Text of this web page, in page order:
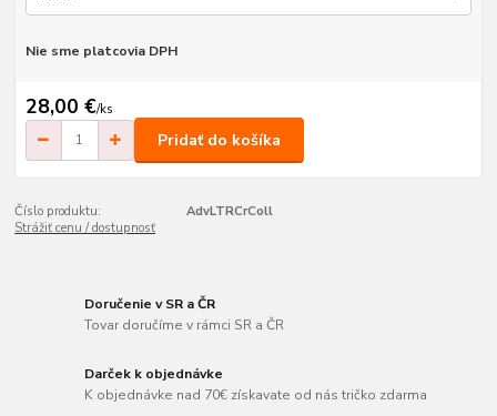
Nie sme platcovia DPH
28,00 €/ks
Pridať do košíka
Číslo produktu:
AdvLTRCrColl
Strážiť cenu / dostupnosť
Doručenie v SR a ČR
Tovar doručíme v rámci SR a ČR
Darček k objednávke
K objednávke nad 70€ získavate od nás tričko zdarma